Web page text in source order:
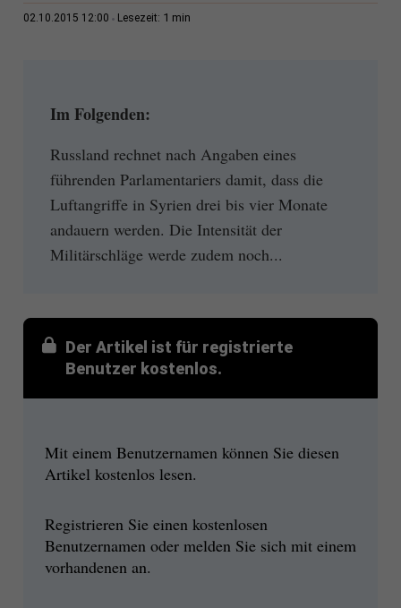
02.10.2015 12:00 Lesezeit: 1 min
Im Folgenden:
Russland rechnet nach Angaben eines
führenden Parlamentariers damit, dass die
Luftangriffe in Syrien drei bis vier Monate
andauern werden. Die Intensität der
Militärschläge werde zudem noch...
Der Artikel ist für registrierte
Benutzer kostenlos.
Mit einem Benutzernamen können Sie diesen
Artikel kostenlos lesen.
Registrieren Sie einen kostenlosen
Benutzernamen oder melden Sie sich mit einem
vorhandenen an.